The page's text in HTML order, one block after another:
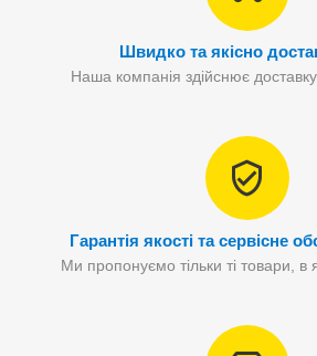
Швидко та якісно
Наша компанія здійснює доставку
Гарантія якості та сервісне
Ми пропонуємо тільки ті товари, в